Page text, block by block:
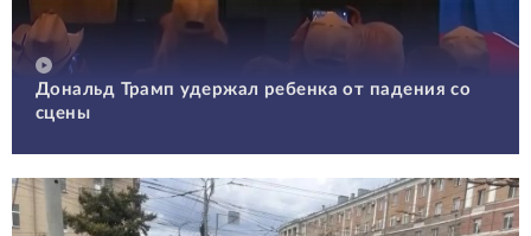
Дональд Трамп удержал ребенка от падения со
сцены